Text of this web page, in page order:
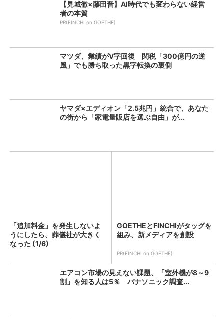
【見城徹×藤田晋】AI時代でも変わらない経営
者の本質
PR(FINCHI on GOETHE)
マツダ、業績がV字回復 関税「300億円の逆
風」でも勝ち取った黒字転換の裏側
ヤマダ×エディオン「2.5兆円」統合で、あなた
の街から「家電量販店を選ぶ自由」が...
「追加料金」を発生しないよ
うにしたら、葬儀社が大きく
なった (1/6)
GOETHEとFINCHIがタッグを
組み、新メディアを創設
PR(FINCHI on GOETHE)
エアコン市場の見えない課題、「室外機が8～9
割」を知る人は5％ パナソニック調査...